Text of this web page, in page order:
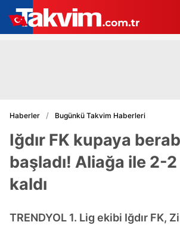
Haberler Bugünkü Takvim Haberleri
Iğdır FK kupaya
başladı! Aliağa ile 2-
kaldı
TRENDYOL 1. Lig ekibi Iğdır FK,